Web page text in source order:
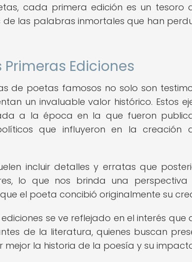
cada primera edición es un tesoro
las palabras inmortales que han
Ediciones
de poetas famosos no solo son
un invaluable valor histórico. Estos
a la época en la que fueron
que influyeron en la creación
incluir detalles y erratas que
lo que nos brinda una
el poeta concibió originalmente su
se ve reflejado en el interés que
de la literatura, quienes buscan
la historia de la poesía y su